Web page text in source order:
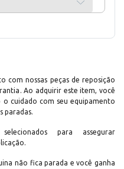
com nossas peças de reposição
Ao adquirir este item, você
cuidado com seu equipamento
paradas.
para assegurar
não fica parada e você ganha